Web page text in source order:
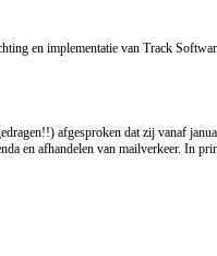
en implementatie van Track
afgesproken dat zij vanaf
en afhandelen van mailverkeer. In